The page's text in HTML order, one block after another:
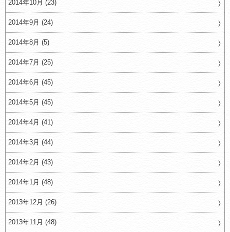
2014年10月 (23)
2014年9月 (24)
2014年8月 (5)
2014年7月 (25)
2014年6月 (45)
2014年5月 (45)
2014年4月 (41)
2014年3月 (44)
2014年2月 (43)
2014年1月 (48)
2013年12月 (26)
2013年11月 (48)